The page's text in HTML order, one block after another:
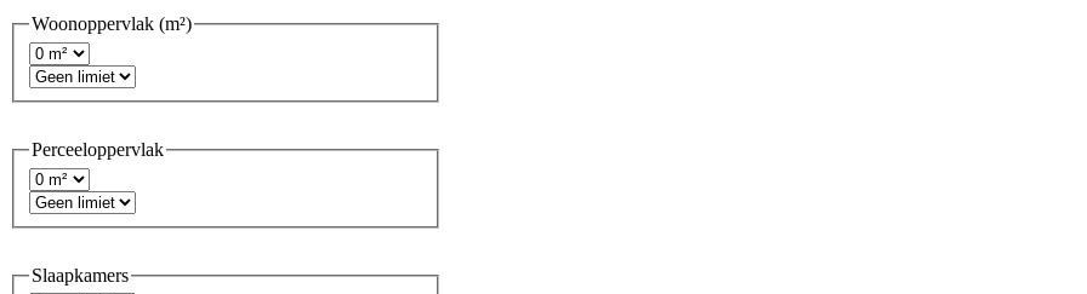
Woonoppervlak (m²)
Perceeloppervlak
Slaapkamers